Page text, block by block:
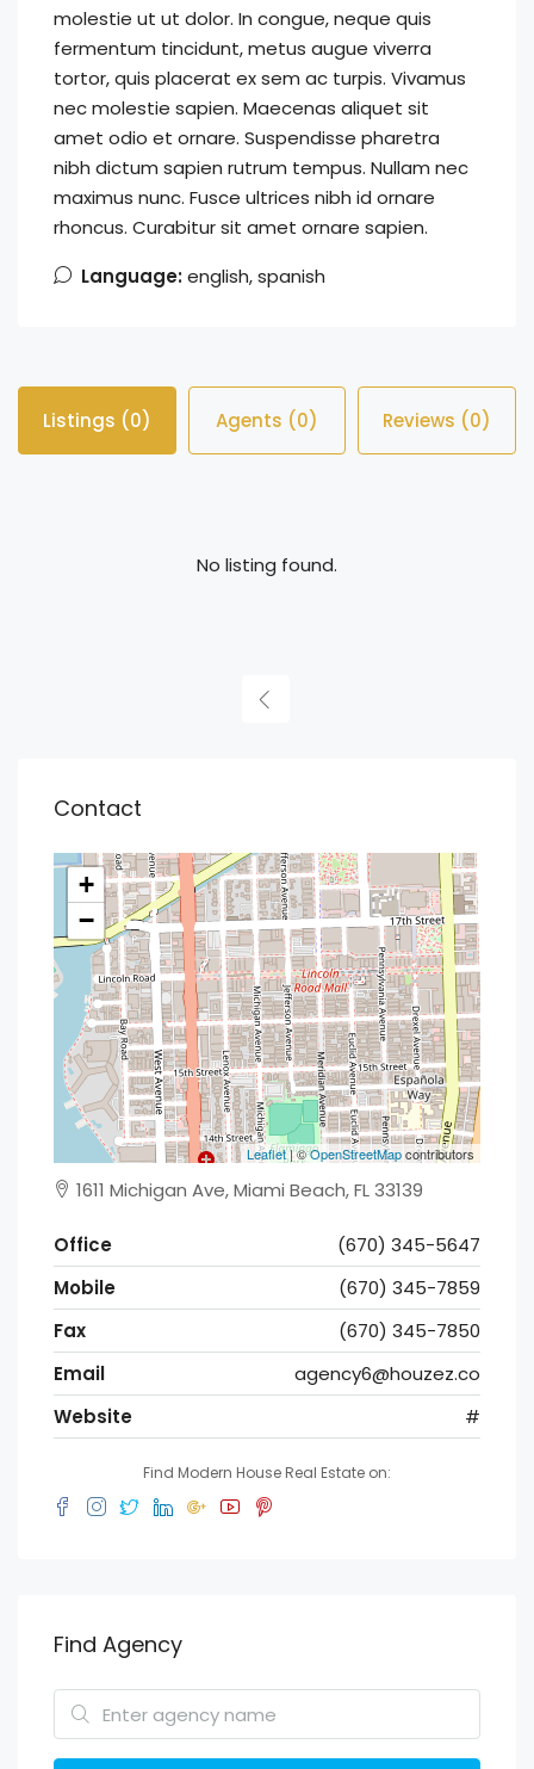
molestie ut ut dolor. In congue, neque quis
fermentum tincidunt, metus augue viverra
tortor, quis placerat ex sem ac turpis. Vivamus
nec molestie sapien. Maecenas aliquet sit
amet odio et ornare. Suspendisse pharetra
nibh dictum sapien rutrum tempus. Nullam nec
maximus nunc. Fusce ultrices nibh id ornare
rhoncus. Curabitur sit amet ornare sapien.
Language:english, spanish
Listings (0) Agents (0) Reviews (0)
No listing found.
Contact
+
−
Leaflet| ©OpenStreetMapcontributors
1611 Michigan Ave, Miami Beach, FL 33139
Office
(670) 345-5647
Mobile
(670) 345-7859
Fax
(670) 345-7850
Email
agency6@houzez.co
Website
#
Find Modern House Real Estate on:
Find Agency